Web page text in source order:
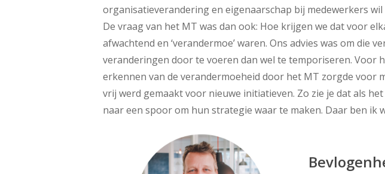
organisatieverandering en eigenaarschap bij medewerkers
De vraag van het MT was dan ook: Hoe krijgen we dat voor
afwachtend en ‘verandermoe’ waren. Ons advies was om die
veranderingen door te voeren dan wel te temporiseren. Voor
erkennen van de verandermoeheid door het MT zorgde
vrij werd gemaakt voor nieuwe initiatieven. Zo zie je dat als
naar een spoor om hun strategie waar te maken. Daar ben ik